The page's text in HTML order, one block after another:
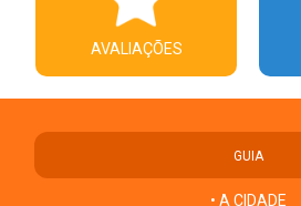
AVALIAÇÕES
GUIA
• A CIDADE